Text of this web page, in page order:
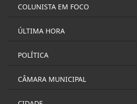
COLUNISTA EM FOCO
ÚLTIMA HORA
POLÍTICA
CÂMARA MUNICIPAL